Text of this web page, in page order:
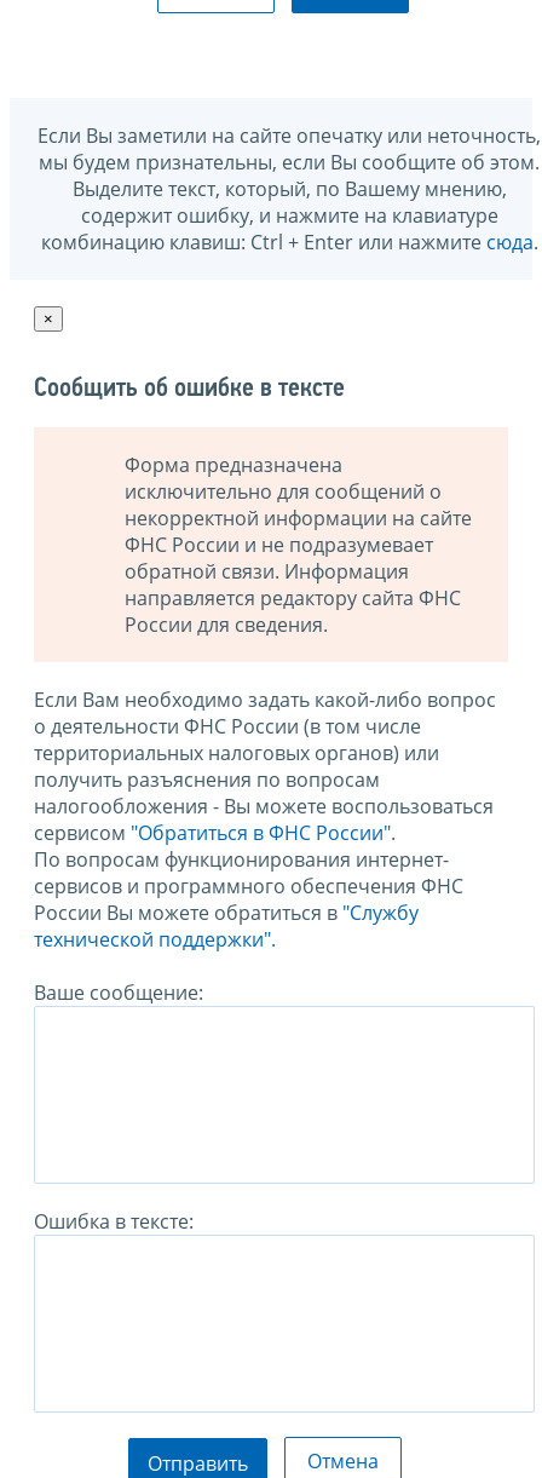
Если Вы заметили на сайте опечатку или неточность,
мы будем признательны, если Вы сообщите об этом.
Выделите текст, который, по Вашему мнению,
содержит ошибку, и нажмите на клавиатуре
комбинацию клавиш: Ctrl + Enter или нажмите сюда.
×
Сообщить об ошибке в тексте
Форма предназначена
исключительно для сообщений о
некорректной информации на сайте
ФНС России и не подразумевает
обратной связи. Информация
направляется редактору сайта ФНС
России для сведения.
Если Вам необходимо задать какой-либо вопрос
о деятельности ФНС России (в том числе
территориальных налоговых органов) или
получить разъяснения по вопросам
налогообложения - Вы можете воспользоваться
сервисом "Обратиться в ФНС России".
По вопросам функционирования интернет-
сервисов и программного обеспечения ФНС
России Вы можете обратиться в "Службу
технической поддержки".
Ваше сообщение:
Ошибка в тексте:
Отправить Отмена